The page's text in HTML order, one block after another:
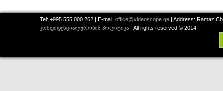
Tel: +995 555 000 262 | E-mail: office@videoscope.ge | Address: Ramaz
კონფიდენციალურობის პოლიტიკა | All rights reserved © 2014